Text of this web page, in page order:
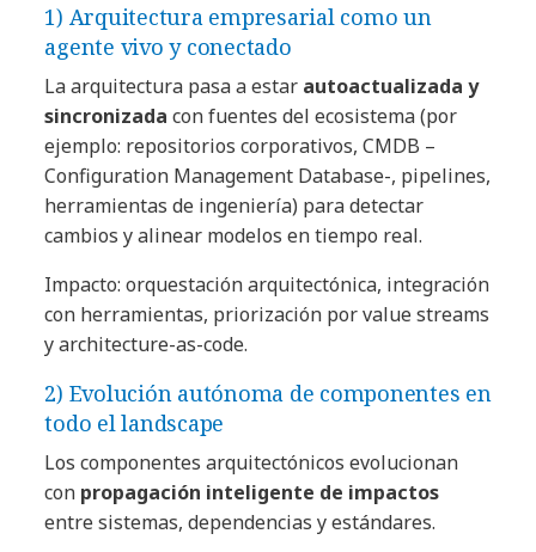
1) Arquitectura empresarial como un
agente vivo y conectado
La arquitectura pasa a estar autoactualizada y
sincronizada con fuentes del ecosistema (por
ejemplo: repositorios corporativos, CMDB –
Configuration Management Database-, pipelines,
herramientas de ingeniería) para detectar
cambios y alinear modelos en tiempo real.
Impacto: orquestación arquitectónica, integración
con herramientas, priorización por value streams
y architecture-as-code.
2) Evolución autónoma de componentes en
todo el landscape
Los componentes arquitectónicos evolucionan
con propagación inteligente de impactos
entre sistemas, dependencias y estándares.